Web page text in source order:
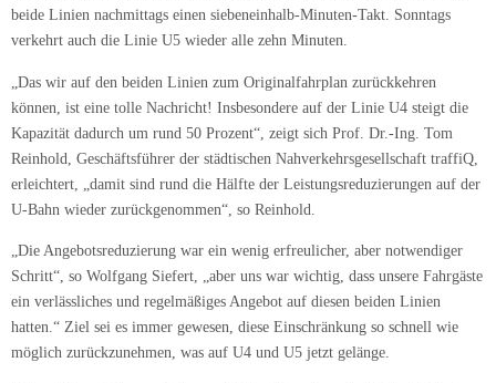
beide Linien nachmittags einen siebeneinhalb-Minuten-Takt. Sonntags
verkehrt auch die Linie U5 wieder alle zehn Minuten.
„Das wir auf den beiden Linien zum Originalfahrplan zurückkehren
können, ist eine tolle Nachricht! Insbesondere auf der Linie U4 steigt die
Kapazität dadurch um rund 50 Prozent“, zeigt sich Prof. Dr.-Ing. Tom
Reinhold, Geschäftsführer der städtischen Nahverkehrsgesellschaft traffiQ,
erleichtert, „damit sind rund die Hälfte der Leistungsreduzierungen auf der
U-Bahn wieder zurückgenommen“, so Reinhold.
„Die Angebotsreduzierung war ein wenig erfreulicher, aber notwendiger
Schritt“, so Wolfgang Siefert, „aber uns war wichtig, dass unsere Fahrgäste
ein verlässliches und regelmäßiges Angebot auf diesen beiden Linien
hatten.“ Ziel sei es immer gewesen, diese Einschränkung so schnell wie
möglich zurückzunehmen, was auf U4 und U5 jetzt gelänge.